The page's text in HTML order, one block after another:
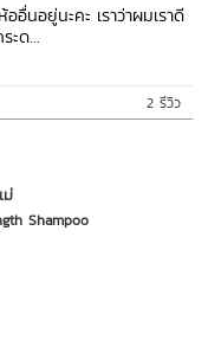
อื่นอยู่นะคะ เราว่าผมเราดี
ะด...
2 รีวิว
ม่
Shampoo